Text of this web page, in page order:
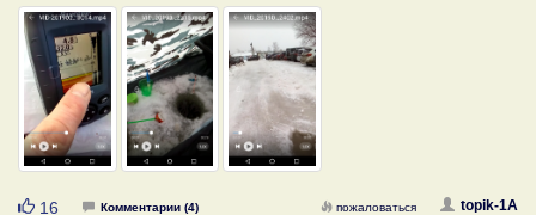
Нравится
16 Комментарии (4) topik-1A
пожаловаться